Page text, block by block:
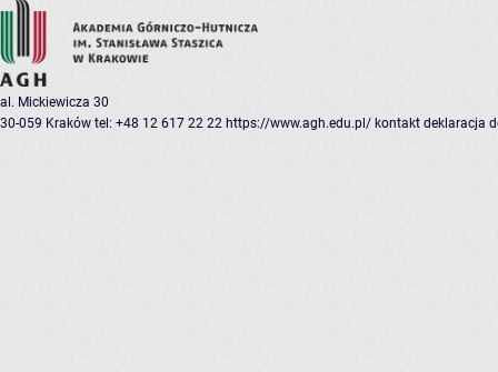
al. Mickiewicza 30
30-059 Kraków tel: +48 12 617 22 22 https://www.agh.edu.pl/ kontakt deklaracja